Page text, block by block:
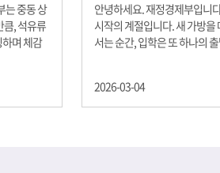
는 중동 상
큼, 석유류
며 체감
2.3% 상
확실성이
안녕하세요. 재정경제부입니
시작의 계절입니다. 새 가방을
서는 순간, 입학은 또 하나의
음이기도 합니다. 입학이라는
각으로 바라보면, 우리는 한
2026-03-04